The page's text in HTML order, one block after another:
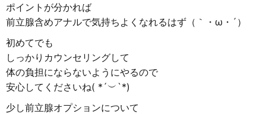
ポイントが分かれば
前立腺含めアナルで気持ちよくなれるはず（｀・ω・´）
初めてでも
しっかりカウンセリングして
体の負担にならないようにやるので
安心してくださいね( *´︶`*)
少し前立腺オプションについて